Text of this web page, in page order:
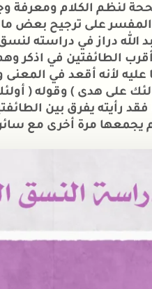
لنظم الكلام ومعرفة
على ترجيح بعض ما
دراز في دراسته
أقرب الطائفتين في اذكر
عليه لأنه أقعد في
على هدى ) وقوله (
رأيته يفرق بين
مرة أخرى مع سائر